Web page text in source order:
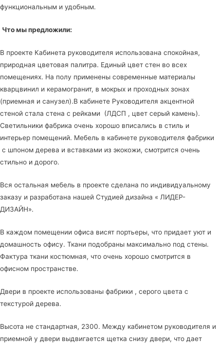
функциональным и удобным.
Что мы предложили:
В проекте Кабинета руководителя использована спокойная,
природная цветовая палитра. Единый цвет стен во всех
помещениях. На полу применены современные материалы
кварцвинил и керамогранит, в мокрых и проходных зонах
(приемная и санузел).В кабинете Руководителя акцентной
стеной стала стена с рейками (ЛДСП , цвет серый камень).
Светильники фабрика очень хорошо вписались в стиль и
интерьер помещений. Мебель в кабинете руководителя фабрики
с шпоном дерева и вставками из экокожи, смотрится очень
стильно и дорого.
Вся остальная мебель в проекте сделана по индивидуальному
заказу и разработана нашей Студией дизайна « ЛИДЕР-
ДИЗАЙН».
В каждом помещении офиса висят портьеры, что придает уют и
домашность офису. Ткани подобраны максимально под стены.
Фактура ткани костюмная, что очень хорошо смотрится в
офисном пространстве.
Двери в проекте использованы фабрики , серого цвета с
текстурой дерева.
Высота не стандартная, 2300. Между кабинетом руководителя и
приемной у двери выдвигается щетка снизу двери, что дает